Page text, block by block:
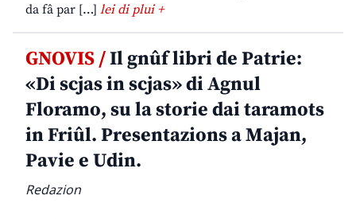
da fâ par […] lei di plui +
GNOVIS /Il gnûf libri de Patrie:
«Di scjas in scjas» di Agnul
Floramo, su la storie dai taramots
in Friûl. Presentazions a Majan,
Pavie e Udin.
Redazion